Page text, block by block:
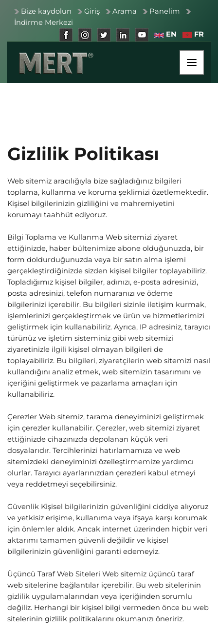
Bize kaydolun Giriş Arama
Panelim
İndirme Merkezi
EN
FR
Gizlilik Politikası
Web sitemiz aracılığıyla bize sağladığınız bilgileri
toplama, kullanma ve koruma şeklimizi özetlemektedir.
Kişisel bilgilerinizin gizliliğini ve mahremiyetini
korumayı taahhüt ediyoruz.
Bilgi Toplama ve Kullanma Web sitemizi ziyaret
ettiğinizde, haber bültenimize abone olduğunuzda, bir
form doldurduğunuzda veya bir satın alma işlemi
gerçekleştirdiğinizde sizden kişisel bilgiler toplayabiliriz.
Topladığımız kişisel bilgiler, adınızı, e-posta adresinizi,
posta adresinizi, telefon numaranızı ve ödeme
bilgilerinizi içerebilir. Bu bilgileri sizinle iletişim kurmak,
işlemlerinizi gerçekleştirmek ve ürün ve hizmetlerimizi
geliştirmek için kullanabiliriz. Ayrıca, IP adresiniz, tarayıcı
türünüz ve işletim sisteminiz gibi web sitemizi
ziyaretinizle ilgili kişisel olmayan bilgileri de
toplayabiliriz. Bu bilgileri, ziyaretçilerin web sitemizi nasıl
kullandığını analiz etmek, web sitemizin tasarımını ve
içeriğini geliştirmek ve pazarlama amaçları için
kullanabiliriz.
Çerezler Web sitemiz, tarama deneyiminizi geliştirmek
için çerezler kullanabilir. Çerezler, web sitemizi ziyaret
ettiğinizde cihazınızda depolanan küçük veri
dosyalarıdır. Tercihlerinizi hatırlamamıza ve web
sitemizdeki deneyiminizi özelleştirmemize yardımcı
olurlar. Tarayıcı ayarlarınızdan çerezleri kabul etmeyi
veya reddetmeyi seçebilirsiniz.
Güvenlik Kişisel bilgilerinizin güvenliğini ciddiye alıyoruz
ve yetkisiz erişime, kullanıma veya ifşaya karşı korumak
için önlemler aldık. Ancak internet üzerinden hiçbir veri
aktarımı tamamen güvenli değildir ve kişisel
bilgilerinizin güvenliğini garanti edemeyiz.
Üçüncü Taraf Web Siteleri Web sitemiz üçüncü taraf
web sitelerine bağlantılar içerebilir. Bu web sitelerinin
gizlilik uygulamalarından veya içeriğinden sorumlu
değiliz. Herhangi bir kişisel bilgi vermeden önce bu web
sitelerinin gizlilik politikalarını okumanızı öneririz.